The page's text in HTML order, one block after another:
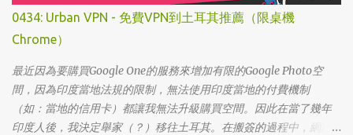
當我推這部戲給朋友的時候，我和朋友說一定要撐過第一集，過了
就沒事了… 很可惜的是，當後面我每集都看到落淚的時候，我朋友無
法體會，因為她在第一集就陣亡了。 題外話，整部影集完結後，我
還是在劇荒中，再重看第一集，意外的覺得發現角色們的另外一
面。像是大叔上班時原來是講冷笑話的高手；至安那張毫無感情的
臉，讓人恐懼；另外大叔老婆偷情偷的天經地義，無負擔，也讓我
嚇到。 看這鏡頭有時候都不知道老婆怎麼會回心轉意。 如同版友們
0434: Urban VPN - 免費VPN到土耳其推薦（限桌機
Chrome）
最近因為要購買Google One的服務來增加有限的Google Photo空
間，因為印度當地法規的限制，無法使用印度當地的付費機制
（如：當地的信用卡）都讓我無法升級購買空間。因此在當了幾年
印度人後，我決定舉家（？）移往土耳其。在搬簽的過程中，網路